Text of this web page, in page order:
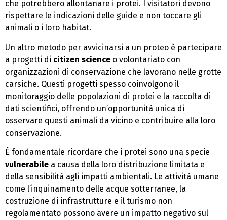
che potrebbero allontanare i protei. I visitatori devono
rispettare le indicazioni delle guide e non toccare gli
animali o i loro habitat.
Un altro metodo per avvicinarsi a un proteo è partecipare
a progetti di citizen science o volontariato con
organizzazioni di conservazione che lavorano nelle grotte
carsiche. Questi progetti spesso coinvolgono il
monitoraggio delle popolazioni di protei e la raccolta di
dati scientifici, offrendo un’opportunità unica di
osservare questi animali da vicino e contribuire alla loro
conservazione.
È fondamentale ricordare che i protei sono una specie
vulnerabile a causa della loro distribuzione limitata e
della sensibilità agli impatti ambientali. Le attività umane
come l’inquinamento delle acque sotterranee, la
costruzione di infrastrutture e il turismo non
regolamentato possono avere un impatto negativo sul